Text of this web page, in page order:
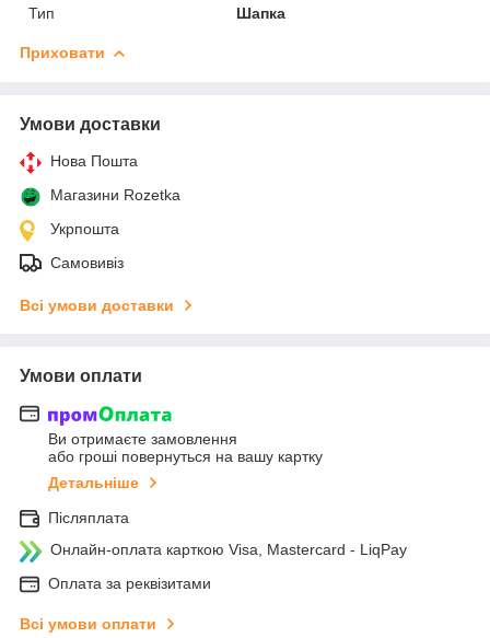
Тип
Шапка
Приховати
Умови доставки
Нова Пошта
Магазини Rozetka
Укрпошта
Самовивіз
Всі умови доставки
Умови оплати
Ви отримаєте замовлення
або гроші повернуться на вашу картку
Детальніше
Післяплата
Онлайн-оплата карткою Visa, Mastercard - LiqPay
Оплата за реквізитами
Всі умови оплати